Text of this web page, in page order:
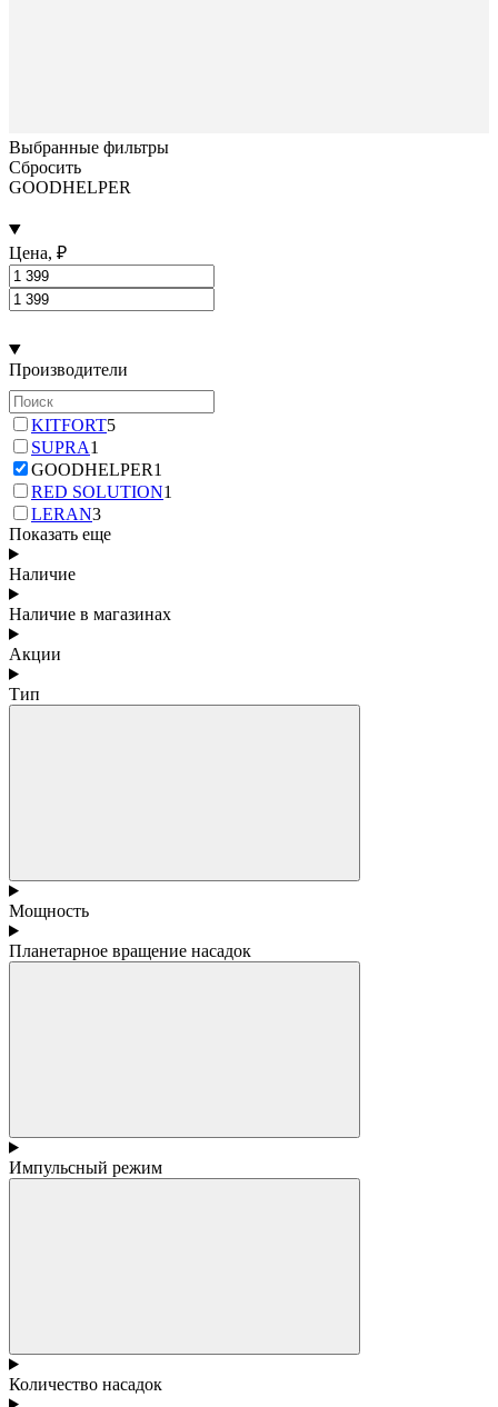
Выбранные фильтры
Сбросить
GOODHELPER
Цена, ₽
Производители
KITFORT5
SUPRA1
GOODHELPER1
RED SOLUTION1
LERAN3
Показать еще
Наличие
Наличие в магазинах
Акции
Тип
Мощность
Планетарное вращение насадок
Импульсный режим
Количество насадок